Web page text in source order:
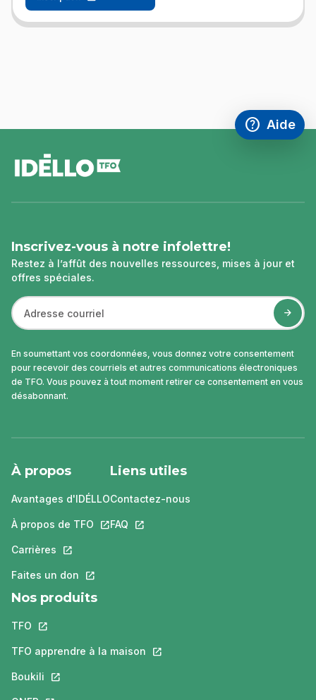
help
Accéder à
Aide
,Ce lien
de
page
Inscrivez-vous à notre infolettre!
Restez à l’affût des nouvelles ressources, mises à jour et
offres spéciales.
En soumettant vos coordonnées, vous donnez votre consentement
pour recevoir des courriels et autres communications électroniques
de TFO. Vous pouvez à tout moment retirer ce consentement en vous
désabonnant.
À propos
Avantages d'IDÉLLO
À propos de TFO Ce lien s'ouvrira dans un nouvel onglet.
Carrières Ce lien s'ouvrira dans un nouvel onglet.
Faites un don Ce lien s'ouvrira dans un nouvel onglet.
Liens utiles
Contactez-nous
FAQ Ce lien s'ouvrira dans un nouvel
Nos produits
TFO Ce lien s'ouvrira dans un nouvel onglet.
TFO apprendre à la maison Ce lien s'ouvrira dans un nouvel
Boukili Ce lien s'ouvrira dans un nouvel onglet.